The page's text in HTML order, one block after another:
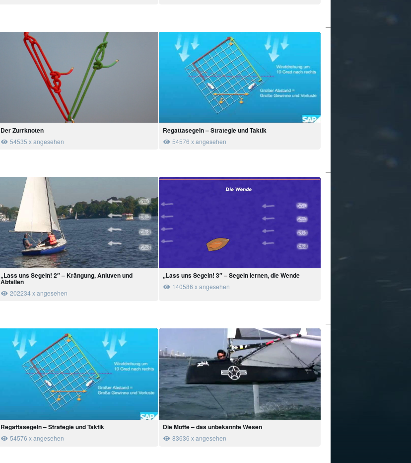
Der Zurrknoten
54535 x angesehen
Regattasegeln – Strategie und Taktik
54576 x angesehen
„Lass uns Segeln! 2″ – Krängung, Anluven und
Abfallen
202234 x angesehen
„Lass uns Segeln! 3″ – Segeln lernen, die Wende
140586 x angesehen
Regattasegeln – Strategie und Taktik
54576 x angesehen
Die Motte – das unbekannte Wesen
83636 x angesehen